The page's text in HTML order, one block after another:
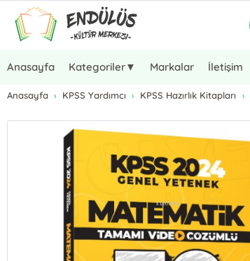
Anasayfa Kategoriler▼ Markalar İletişim
Anasayfa KPSS Yardımcı KPSS Hazırlık Kitapları